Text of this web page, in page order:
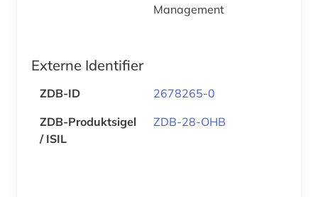
Management
Externe Identifier
ZDB-ID
2678265-0
ZDB-Produktsigel
/ ISIL
ZDB-28-OHB